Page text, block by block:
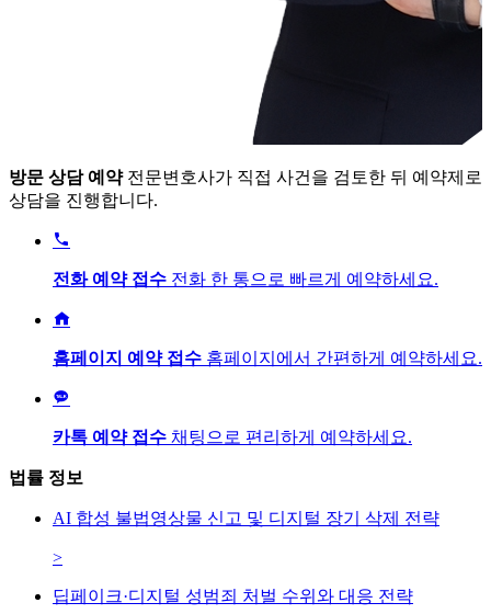
방문 상담 예약 전문변호사가 직접 사건을 검토한 뒤 예약제로
상담을 진행합니다.

전화 예약 접수 전화 한 통으로 빠르게 예약하세요.

홈페이지 예약 접수 홈페이지에서 간편하게 예약하세요.

카톡 예약 접수 채팅으로 편리하게 예약하세요.
법률 정보
AI 합성 불법영상물 신고 및 디지털 장기 삭제 전략
>
딥페이크·디지털 성범죄 처벌 수위와 대응 전략